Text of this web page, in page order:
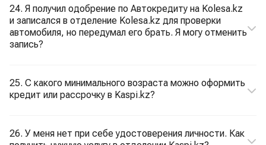
24. Я получил одобрение по Автокредиту на Kolesa.kz
и записался в отделение Kolesa.kz для проверки
автомобиля, но передумал его брать. Я могу отменить
запись?
25. С какого минимального возраста можно оформить
кредит или рассрочку в Kaspi.kz?
26. У меня нет при себе удостоверения личности. Как